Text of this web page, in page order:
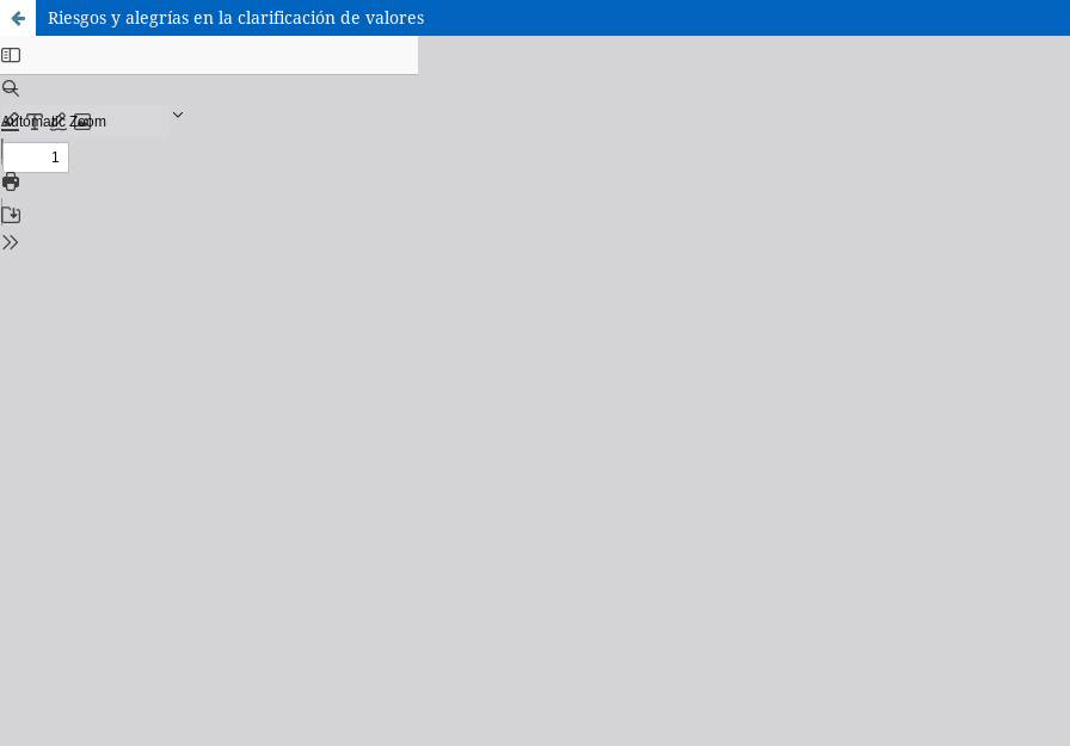
Riesgos y alegrías en la clarificación de valores